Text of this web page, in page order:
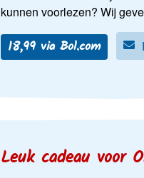
kunnen voorlezen? Wij
18,99 via Bol.com
Leuk cadeau voor